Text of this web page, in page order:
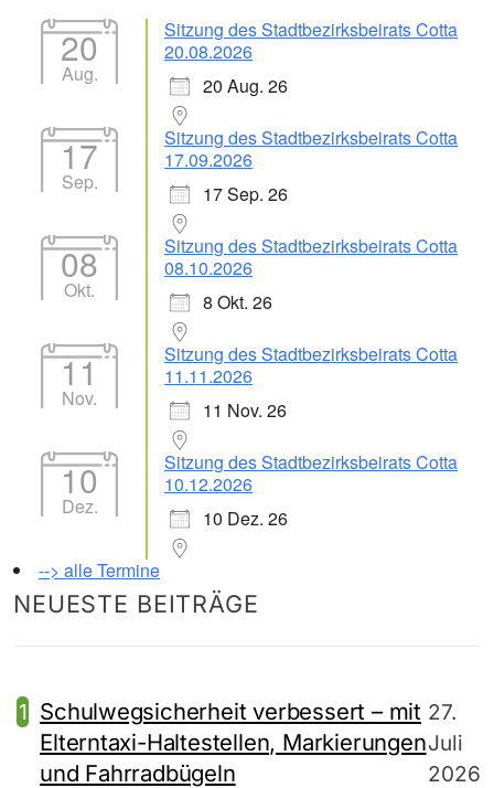
20
Aug.
Sitzung des Stadtbezirksbeirats Cotta
20.08.2026
20 Aug. 26
17
Sep.
Sitzung des Stadtbezirksbeirats Cotta
17.09.2026
17 Sep. 26
08
Okt.
Sitzung des Stadtbezirksbeirats Cotta
08.10.2026
8 Okt. 26
11
Nov.
Sitzung des Stadtbezirksbeirats Cotta
11.11.2026
11 Nov. 26
10
Dez.
Sitzung des Stadtbezirksbeirats Cotta
10.12.2026
10 Dez. 26
--> alle Termine
NEUESTE BEITRÄGE
Schulwegsicherheit verbessert – mit
Elterntaxi-Haltestellen, Markierungen
und Fahrradbügeln
27.
Juli
2026